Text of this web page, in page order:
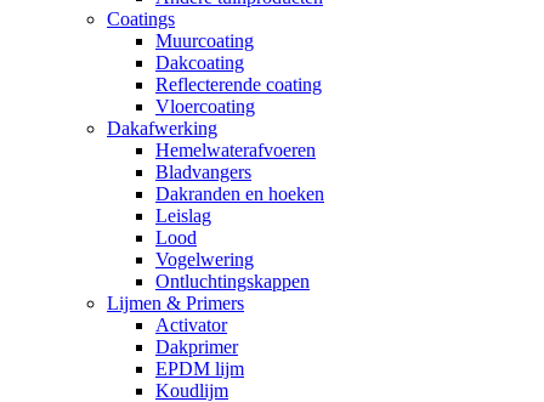
Coatings
Muurcoating
Dakcoating
Reflecterende coating
Vloercoating
Dakafwerking
Hemelwaterafvoeren
Bladvangers
Dakranden en hoeken
Leislag
Lood
Vogelwering
Ontluchtingskappen
Lijmen & Primers
Activator
Dakprimer
EPDM lijm
Koudlijm